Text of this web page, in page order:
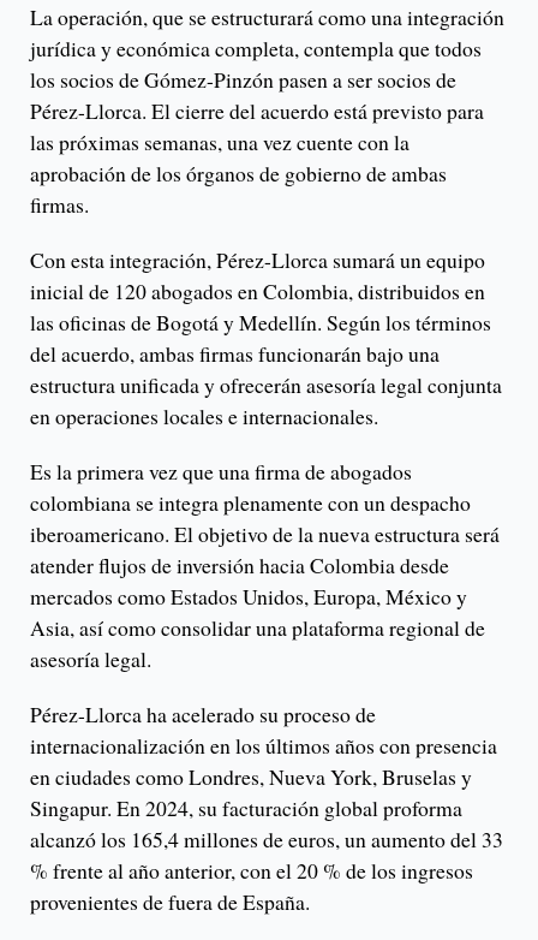
La operación, que se estructurará como una integración
jurídica y económica completa, contempla que todos
los socios de Gómez-Pinzón pasen a ser socios de
Pérez-Llorca. El cierre del acuerdo está previsto para
las próximas semanas, una vez cuente con la
aprobación de los órganos de gobierno de ambas
firmas.
Con esta integración, Pérez-Llorca sumará un equipo
inicial de 120 abogados en Colombia, distribuidos en
las oficinas de Bogotá y Medellín. Según los términos
del acuerdo, ambas firmas funcionarán bajo una
estructura unificada y ofrecerán asesoría legal conjunta
en operaciones locales e internacionales.
Es la primera vez que una firma de abogados
colombiana se integra plenamente con un despacho
iberoamericano. El objetivo de la nueva estructura será
atender flujos de inversión hacia Colombia desde
mercados como Estados Unidos, Europa, México y
Asia, así como consolidar una plataforma regional de
asesoría legal.
Pérez-Llorca ha acelerado su proceso de
internacionalización en los últimos años con presencia
en ciudades como Londres, Nueva York, Bruselas y
Singapur. En 2024, su facturación global proforma
alcanzó los 165,4 millones de euros, un aumento del 33
% frente al año anterior, con el 20 % de los ingresos
provenientes de fuera de España.